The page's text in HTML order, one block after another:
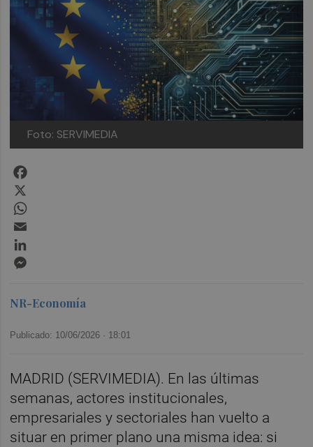
Foto: SERVIMEDIA
NR-Economía
Publicado: 10/06/2026 · 18:01
MADRID (SERVIMEDIA). En las últimas
semanas, actores institucionales,
empresariales y sectoriales han vuelto a
situar en primer plano una misma idea: si